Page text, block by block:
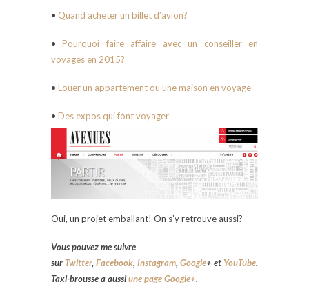
• Quand acheter un billet d’avion?
•Pourquoi faire affaire avec un conseiller en
voyages en 2015?
• Louer un appartement ou une maison en voyage
• Des expos qui font voyager
Oui, un projet emballant! On s’y retrouve aussi?
Vous pouvez me suivre
sur Twitter, Facebook, Instagram, Google+ et YouTube.
Taxi-brousse a aussiune page Google+.